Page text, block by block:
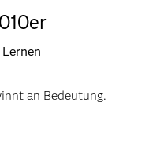
an Bedeutung.